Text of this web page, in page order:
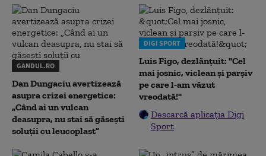
GANDUL.RO
Dan Dungaciu avertizează
asupra crizei energetice:
„Când ai un vulcan
deasupra, nu stai să găsești
soluții cu leucoplast”
DIGI SPORT
Luis Figo, dezlănțuit: "Cel
mai josnic, viclean și parșiv
pe care l-am văzut
vreodată!"
Descarcă aplicația Digi
Sport